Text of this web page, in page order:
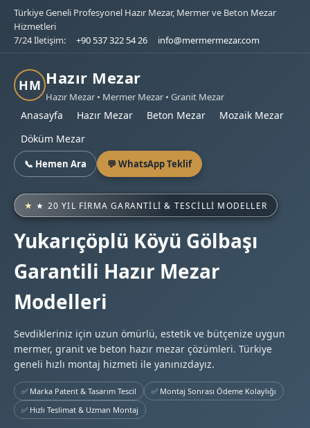
Türkiye Geneli Profesyonel Hazır Mezar, Mermer ve Beton Mezar
Hizmetleri
7/24 İletişim:
+90 537 322 54 26 info@mermermezar.com
HM Hazır Mezar
Hazır Mezar • Mermer Mezar • Granit Mezar
Anasayfa Hazır Mezar Beton Mezar
Mozaik Mezar
Döküm Mezar
📞 Hemen Ara 💬 WhatsApp Teklif
★ 20 YIL FIRMA GARANTILI & TESCILLI MODELLER
Yukarıçöplü Köyü Gölbaşı
Garantili Hazır Mezar
Modelleri
Sevdikleriniz için uzun ömürlü, estetik ve bütçenize uygun
mermer, granit ve beton hazır mezar çözümleri. Türkiye
geneli hızlı montaj hizmeti ile yanınızdayız.
✅ Marka Patent & Tasarım Tescil
✅ Montaj Sonrası Ödeme Kolaylığı
✅ Hızlı Teslimat & Uzman Montaj